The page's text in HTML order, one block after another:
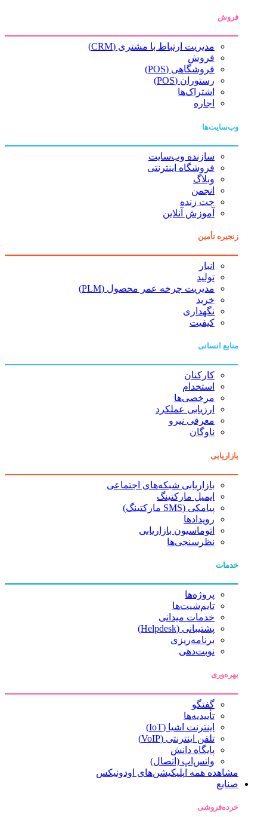
فروش
مدیریت ارتباط با مشتری (CRM)
فروش
فروشگاهی (POS)
رستوران (POS)
اشتراک‌ها
اجاره
وب‌سایت‌ها
سازنده وب‌سایت
فروشگاه اینترنتی
وبلاگ
انجمن
چت زنده
آموزش آنلاین
زنجیره تأمین
انبار
تولید
مدیریت چرخه عمر محصول (PLM)
خرید
نگهداری
کیفیت
منابع انسانی
کارکنان
استخدام
مرخصی‌ها
ارزیابی عملکرد
معرفی نیرو
ناوگان
بازاریابی
بازاریابی شبکه‌های اجتماعی
ایمیل مارکتینگ
پیامکی (SMS مارکتینگ)
رویدادها
اتوماسیون بازاریابی
نظرسنجی‌ها
خدمات
پروژه‌ها
تایم‌شیت‌ها
خدمات میدانی
پشتیبانی (Helpdesk)
برنامه‌ریزی
نوبت‌دهی
بهره‌وری
گفتگو
تأییدیه‌ها
اینترنت اشیا (IoT)
تلفن اینترنتی (VoIP)
پایگاه دانش
واتس‌اپ (اتصال)
مشاهده همه اپلیکیشن‌های اودونیکس
صنایع
خرده‌فروشی